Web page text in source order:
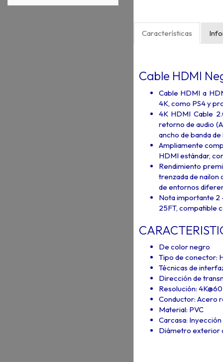
Características
Cable HDMI
Cable HDMI a
4K, como PS4 y
4K HDMI Cable
retorno de audio
ancho de banda
Ampliamente
HDMI estándar,
Rendimiento
trenzada de nailon
de entornos
Nota importante 2
25FT, compatible
De color negro
Tipo de conector:
Técnicas de
Dirección de
Resolución:
Conductor: Acero
Material: PVC
Carcasa:
Diámetro exterior